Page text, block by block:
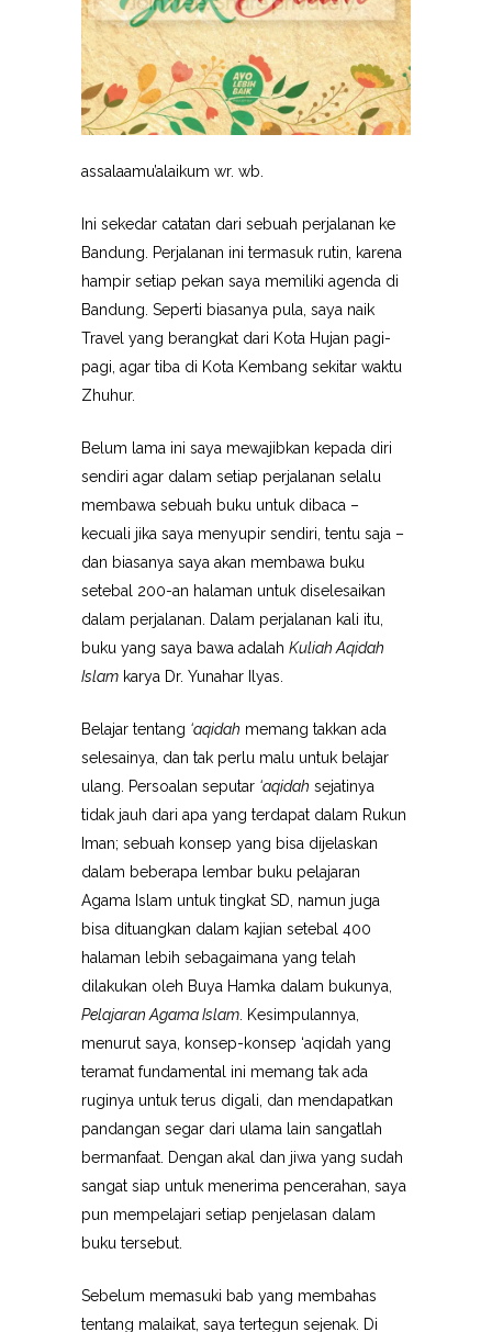
assalaamu’alaikum wr. wb.
Ini sekedar catatan dari sebuah perjalanan ke
Bandung. Perjalanan ini termasuk rutin, karena
hampir setiap pekan saya memiliki agenda di
Bandung. Seperti biasanya pula, saya naik
Travel yang berangkat dari Kota Hujan pagi-
pagi, agar tiba di Kota Kembang sekitar waktu
Zhuhur.
Belum lama ini saya mewajibkan kepada diri
sendiri agar dalam setiap perjalanan selalu
membawa sebuah buku untuk dibaca –
kecuali jika saya menyupir sendiri, tentu saja –
dan biasanya saya akan membawa buku
setebal 200-an halaman untuk diselesaikan
dalam perjalanan. Dalam perjalanan kali itu,
buku yang saya bawa adalah Kuliah Aqidah
Islam karya Dr. Yunahar Ilyas.
Belajar tentang ‘aqidah memang takkan ada
selesainya, dan tak perlu malu untuk belajar
ulang. Persoalan seputar ‘aqidah sejatinya
tidak jauh dari apa yang terdapat dalam Rukun
Iman; sebuah konsep yang bisa dijelaskan
dalam beberapa lembar buku pelajaran
Agama Islam untuk tingkat SD, namun juga
bisa dituangkan dalam kajian setebal 400
halaman lebih sebagaimana yang telah
dilakukan oleh Buya Hamka dalam bukunya,
Pelajaran Agama Islam . Kesimpulannya,
menurut saya, konsep-konsep ‘aqidah yang
teramat fundamental ini memang tak ada
ruginya untuk terus digali, dan mendapatkan
pandangan segar dari ulama lain sangatlah
bermanfaat. Dengan akal dan jiwa yang sudah
sangat siap untuk menerima pencerahan, saya
pun mempelajari setiap penjelasan dalam
buku tersebut.
Sebelum memasuki bab yang membahas
tentang malaikat, saya tertegun sejenak. Di